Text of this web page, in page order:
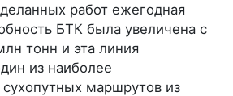
работ ежегодная
БТК была увеличена с
тонн и эта линия
из наиболее
маршрутов из